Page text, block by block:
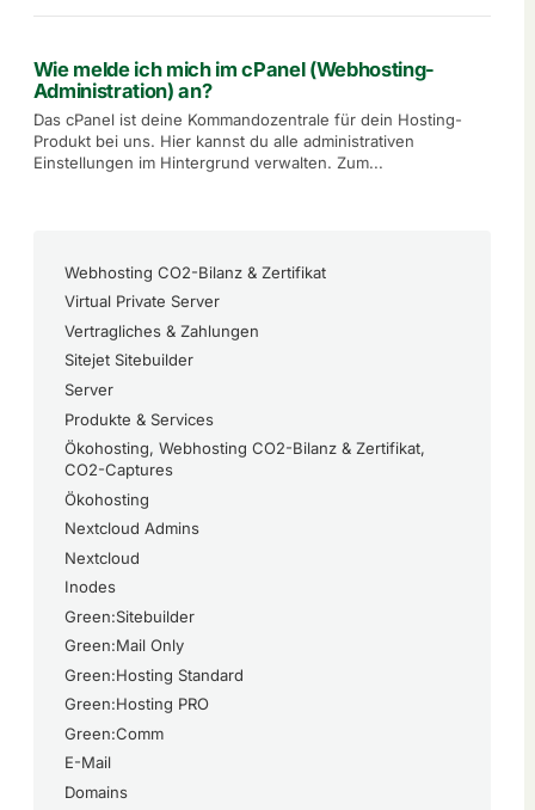
Wie melde ich mich im cPanel (Webhosting-
Administration) an?
Das cPanel ist deine Kommandozentrale für dein Hosting-
Produkt bei uns. Hier kannst du alle administrativen
Einstellungen im Hintergrund verwalten. Zum...
Webhosting CO2-Bilanz & Zertifikat
Virtual Private Server
Vertragliches & Zahlungen
Sitejet Sitebuilder
Server
Produkte & Services
Ökohosting, Webhosting CO2-Bilanz & Zertifikat,
CO2-Captures
Ökohosting
Nextcloud Admins
Nextcloud
Inodes
Green:Sitebuilder
Green:Mail Only
Green:Hosting Standard
Green:Hosting PRO
Green:Comm
E-Mail
Domains